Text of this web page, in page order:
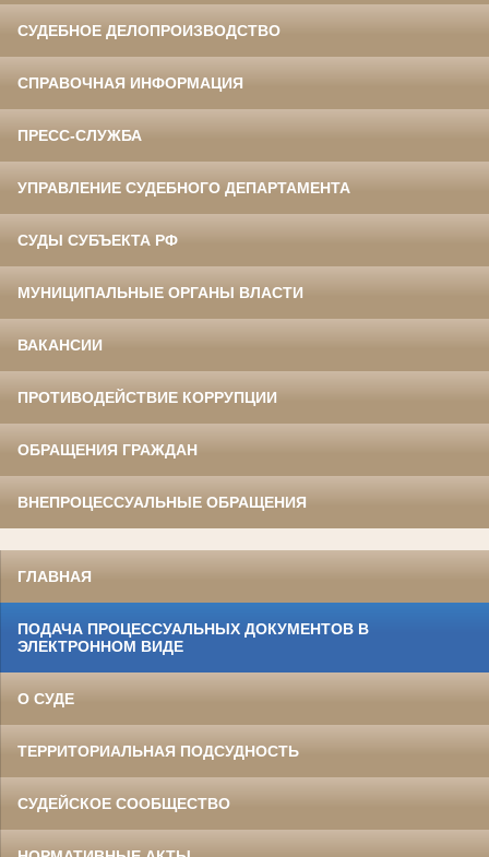
СУДЕБНОЕ ДЕЛОПРОИЗВОДСТВО
СПРАВОЧНАЯ ИНФОРМАЦИЯ
ПРЕСС-СЛУЖБА
УПРАВЛЕНИЕ СУДЕБНОГО ДЕПАРТАМЕНТА
СУДЫ СУБЪЕКТА РФ
МУНИЦИПАЛЬНЫЕ ОРГАНЫ ВЛАСТИ
ВАКАНСИИ
ПРОТИВОДЕЙСТВИЕ КОРРУПЦИИ
ОБРАЩЕНИЯ ГРАЖДАН
ВНЕПРОЦЕССУАЛЬНЫЕ ОБРАЩЕНИЯ
ГЛАВНАЯ
ПОДАЧА ПРОЦЕССУАЛЬНЫХ ДОКУМЕНТОВ В
ЭЛЕКТРОННОМ ВИДЕ
О СУДЕ
ТЕРРИТОРИАЛЬНАЯ ПОДСУДНОСТЬ
СУДЕЙСКОЕ СООБЩЕСТВО